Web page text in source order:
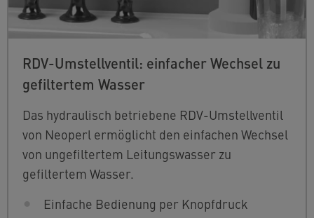
RDV-Umstellventil: einfacher Wechsel zu
gefiltertem Wasser
Das hydraulisch betriebene RDV-Umstellventil
von Neoperl ermöglicht den einfachen Wechsel
von ungefiltertem Leitungswasser zu
gefiltertem Wasser.
Einfache Bedienung per Knopfdruck